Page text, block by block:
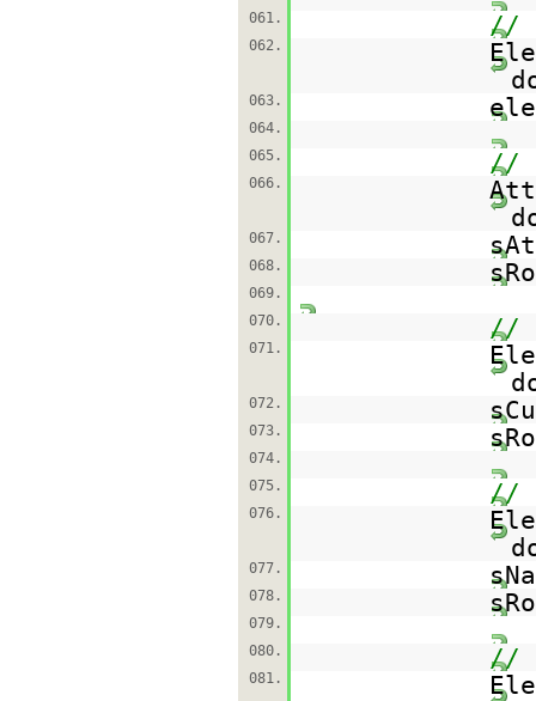
061.
//
062.
063.
064.
065.
//
066.
067.
068.
069.
070.
//
071.
072.
073.
074.
075.
//
076.
077.
078.
079.
080.
//
081.